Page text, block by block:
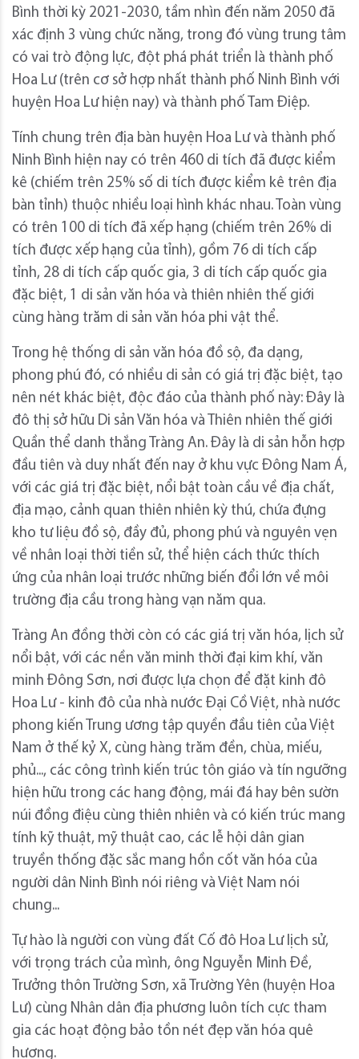
Bình thời kỳ 2021-2030, tầm nhìn đến năm 2050 đã
xác định 3 vùng chức năng, trong đó vùng trung tâm
có vai trò động lực, đột phá phát triển là thành phố
Hoa Lư (trên cơ sở hợp nhất thành phố Ninh Bình với
huyện Hoa Lư hiện nay) và thành phố Tam Điệp.
Tính chung trên địa bàn huyện Hoa Lư và thành phố
Ninh Bình hiện nay có trên 460 di tích đã được kiểm
kê (chiếm trên 25% số di tích được kiểm kê trên địa
bàn tỉnh) thuộc nhiều loại hình khác nhau. Toàn vùng
có trên 100 di tích đã xếp hạng (chiếm trên 26% di
tích được xếp hạng của tỉnh), gồm 76 di tích cấp
tỉnh, 28 di tích cấp quốc gia, 3 di tích cấp quốc gia
đặc biệt, 1 di sản văn hóa và thiên nhiên thế giới
cùng hàng trăm di sản văn hóa phi vật thể.
Trong hệ thống di sản văn hóa đồ sộ, đa dạng,
phong phú đó, có nhiều di sản có giá trị đặc biệt, tạo
nên nét khác biệt, độc đáo của thành phố này: Đây là
đô thị sở hữu Di sản Văn hóa và Thiên nhiên thế giới
Quần thể danh thắng Tràng An. Đây là di sản hỗn hợp
đầu tiên và duy nhất đến nay ở khu vực Đông Nam Á,
với các giá trị đặc biệt, nổi bật toàn cầu về địa chất,
địa mạo, cảnh quan thiên nhiên kỳ thú, chứa đựng
kho tư liệu đồ sộ, đầy đủ, phong phú và nguyên vẹn
về nhân loại thời tiền sử, thể hiện cách thức thích
ứng của nhân loại trước những biến đổi lớn về môi
trường địa cầu trong hàng vạn năm qua.
Tràng An đồng thời còn có các giá trị văn hóa, lịch sử
nổi bật, với các nền văn minh thời đại kim khí, văn
minh Đông Sơn, nơi được lựa chọn để đặt kinh đô
Hoa Lư - kinh đô của nhà nước Đại Cồ Việt, nhà nước
phong kiến Trung ương tập quyền đầu tiên của Việt
Nam ở thế kỷ X, cùng hàng trăm đền, chùa, miếu,
phủ..., các công trình kiến trúc tôn giáo và tín ngưỡng
hiện hữu trong các hang động, mái đá hay bên sườn
núi đồng điệu cùng thiên nhiên và có kiến trúc mang
tính kỹ thuật, mỹ thuật cao, các lễ hội dân gian
truyền thống đặc sắc mang hồn cốt văn hóa của
người dân Ninh Bình nói riêng và Việt Nam nói
chung...
Tự hào là người con vùng đất Cố đô Hoa Lư lịch sử,
với trọng trách của mình, ông Nguyễn Minh Đề,
Trưởng thôn Trường Sơn, xã Trường Yên (huyện Hoa
Lư) cùng Nhân dân địa phương luôn tích cực tham
gia các hoạt động bảo tồn nét đẹp văn hóa quê
hương.